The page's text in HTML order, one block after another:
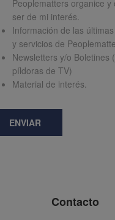
Peoplematters organice
ser de mi interés.
Información de las
y servicios de
Newsletters y/o Boletines
píldoras de TV)
Material de interés.
ENVIAR
Contacto